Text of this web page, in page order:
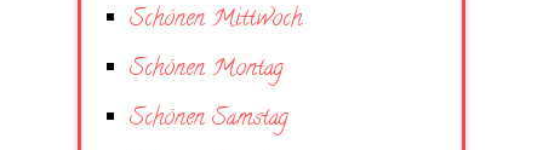
Schönen Mittwoch
Schönen Montag
Schönen Samstag